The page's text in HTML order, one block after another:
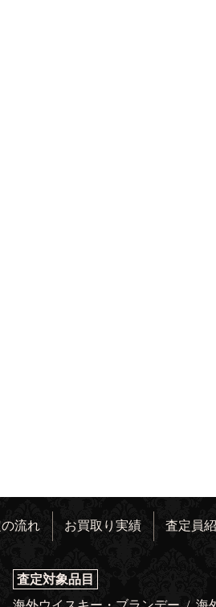
流れ お買取り実績 査定員
査定対象品目